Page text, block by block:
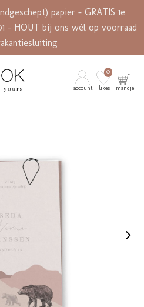
papier - GRATIS 1e
- HOUT bij ons wél op voorraad
account likes
0
mandje